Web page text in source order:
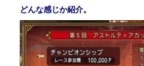
どんな感じか紹介。